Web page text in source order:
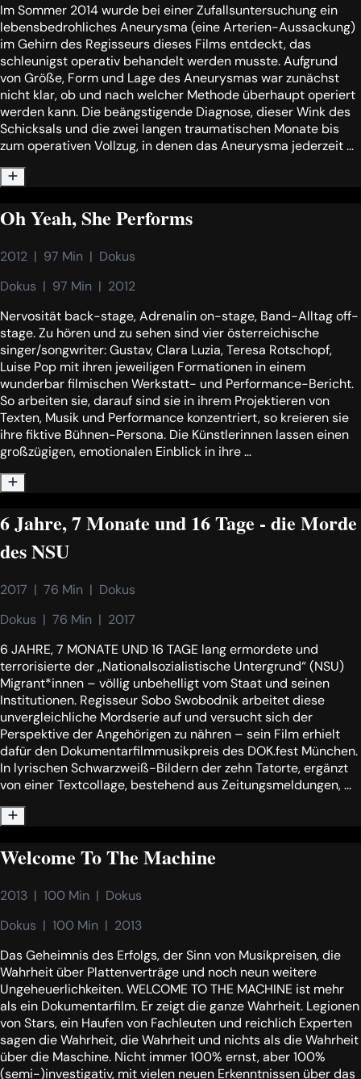
Im Sommer 2014 wurde bei einer Zufallsuntersuchung ein
lebensbedrohliches Aneurysma (eine Arterien-Aussackung)
im Gehirn des Regisseurs dieses Films entdeckt, das
schleunigst operativ behandelt werden musste. Aufgrund
von Größe, Form und Lage des Aneurysmas war zunächst
nicht klar, ob und nach welcher Methode überhaupt operiert
werden kann. Die beängstigende Diagnose, dieser Wink des
Schicksals und die zwei langen traumatischen Monate bis
zum operativen Vollzug, in denen das Aneurysma jederzeit ...
Oh Yeah, She Performs
2012  |  97 Min  |  Dokus
Dokus  |  97 Min  |  2012
Nervosität back-stage, Adrenalin on-stage, Band-Alltag off-
stage. Zu hören und zu sehen sind vier österreichische
singer/songwriter: Gustav, Clara Luzia, Teresa Rotschopf,
Luise Pop mit ihren jeweiligen Formationen in einem
wunderbar filmischen Werkstatt- und Performance-Bericht.
So arbeiten sie, darauf sind sie in ihrem Projektieren von
Texten, Musik und Performance konzentriert, so kreieren sie
ihre fiktive Bühnen-Persona. Die Künstlerinnen lassen einen
großzügigen, emotionalen Einblick in ihre ...
6 Jahre, 7 Monate und 16 Tage - die Morde
des NSU
2017  |  76 Min  |  Dokus
Dokus  |  76 Min  |  2017
6 JAHRE, 7 MONATE UND 16 TAGE lang ermordete und
terrorisierte der „Nationalsozialistische Untergrund“ (NSU)
Migrant*innen – völlig unbehelligt vom Staat und seinen
Institutionen. Regisseur Sobo Swobodnik arbeitet diese
unvergleichliche Mordserie auf und versucht sich der
Perspektive der Angehörigen zu nähren – sein Film erhielt
dafür den Dokumentarfilmmusikpreis des DOK.fest München.
In lyrischen Schwarzweiß-Bildern der zehn Tatorte, ergänzt
von einer Textcollage, bestehend aus Zeitungsmeldungen, ...
Welcome To The Machine
2013  |  100 Min  |  Dokus
Dokus  |  100 Min  |  2013
Das Geheimnis des Erfolgs, der Sinn von Musikpreisen, die
Wahrheit über Plattenverträge und noch neun weitere
Ungeheuerlichkeiten. WELCOME TO THE MACHINE ist mehr
als ein Dokumentarfilm. Er zeigt die ganze Wahrheit. Legionen
von Stars, ein Haufen von Fachleuten und reichlich Experten
sagen die Wahrheit, die Wahrheit und nichts als die Wahrheit
über die Maschine. Nicht immer 100% ernst, aber 100%
(semi-)investigativ, mit vielen neuen Erkenntnissen über das